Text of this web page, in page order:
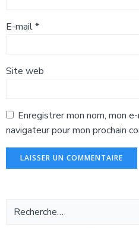
E-mail*
Site web
Enregistrer mon nom, mon
navigateur pour mon prochain